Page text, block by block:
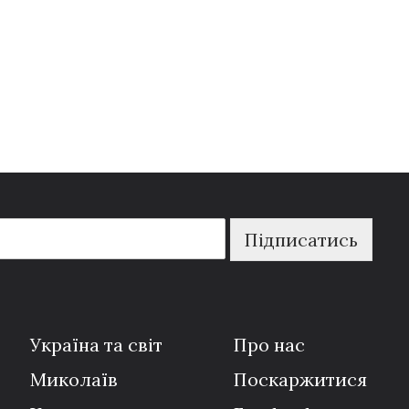
Підписатись
Україна та світ
Миколаїв
Про нас
Поскаржитися